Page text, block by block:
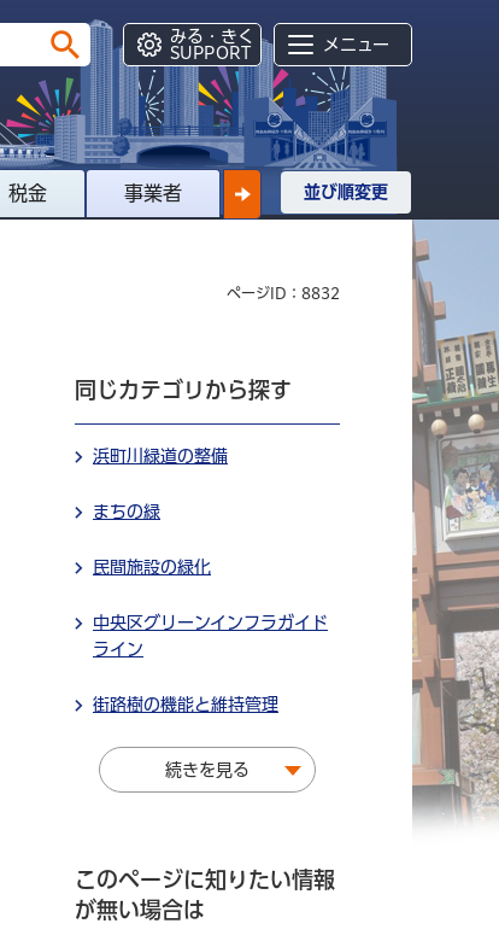
みる・きく
SUPPORT
メニュー
税金 事業者 並び順変更
ページID：8832
同じカテゴリから探す
浜町川緑道の整備
まちの緑
民間施設の緑化
中央区グリーンインフラガイド
ライン
街路樹の機能と維持管理
続きを見る
このページに知りたい情報
が無い場合は